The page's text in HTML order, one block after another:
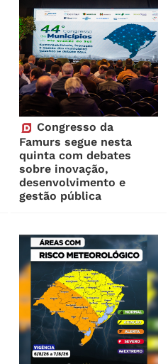
Congresso da
Famurs segue nesta
quinta com debates
sobre inovação,
desenvolvimento e
gestão pública